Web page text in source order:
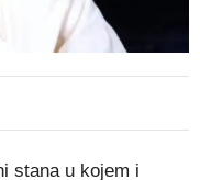
stana u kojem i